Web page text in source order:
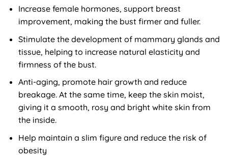
Increase female hormones, support breast
improvement, making the bust firmer and fuller.
Stimulate the development of mammary glands and
tissue, helping to increase natural elasticity and
firmness of the bust.
Anti-aging, promote hair growth and reduce
breakage. At the same time, keep the skin moist,
giving it a smooth, rosy and bright white skin from
the inside.
Help maintain a slim figure and reduce the risk of
obesity